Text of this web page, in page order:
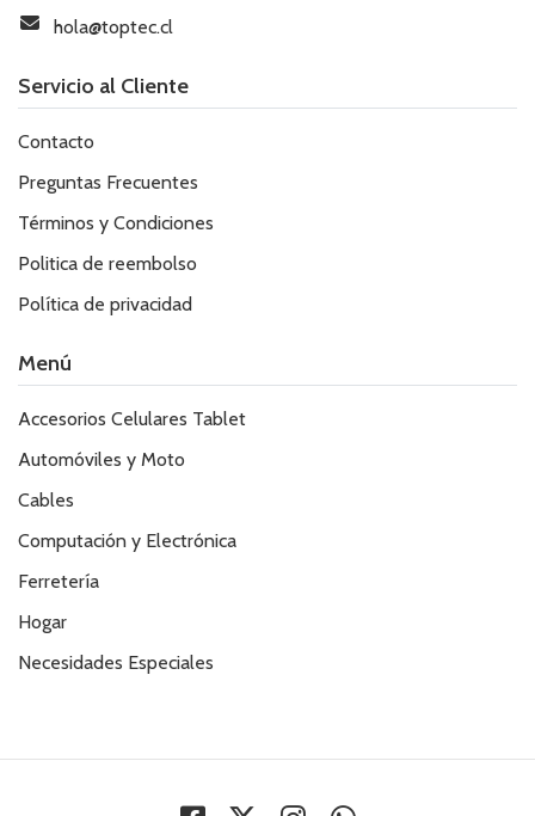
hola@toptec.cl
Servicio al Cliente
Contacto
Preguntas Frecuentes
Términos y Condiciones
Politica de reembolso
Política de privacidad
Menú
Accesorios Celulares Tablet
Automóviles y Moto
Cables
Computación y Electrónica
Ferretería
Hogar
Necesidades Especiales